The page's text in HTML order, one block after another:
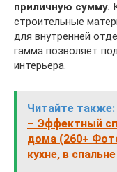
приличную сумму.
строительные
для внутренней
гамма позволяет
интерьера.
Читайте также:
– Эффектный
дома (260+
кухне, в спальне